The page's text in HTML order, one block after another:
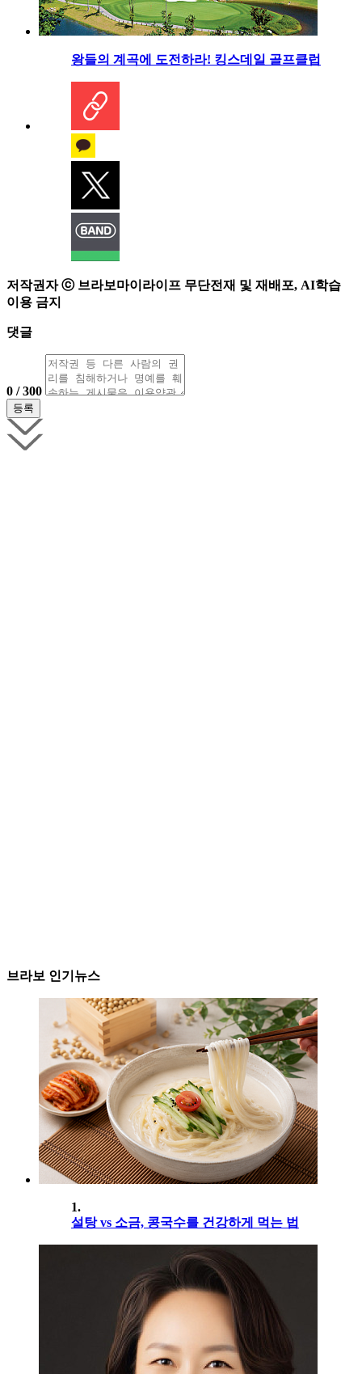
왕들의 계곡에 도전하라! 킹스데일 골프클럽
저작권자 ⓒ 브라보마이라이프 무단전재 및 재배포, AI학습
이용 금지
댓글
0 / 300
브라보 인기뉴스
1.
설탕 vs 소금, 콩국수를 건강하게 먹는 법